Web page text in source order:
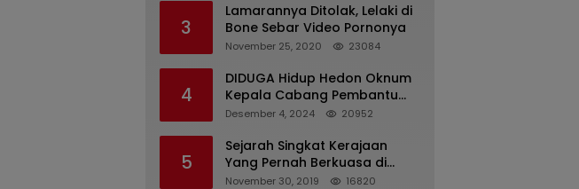
3
Lamarannya Ditolak, Lelaki di
Bone Sebar Video Pornonya
November 25, 2020 23084
4
DIDUGA Hidup Hedon Oknum
Kepala Cabang Pembantu
Bank syariah Indonesia Unit
Tipu Nasabah Prioritasnya
Hingga Milyaran Rupiah dan
Bilyet Giro Tidak Terdaftar,
Desember 4, 2024 20952
5
Sejarah Singkat Kerajaan
Yang Pernah Berkuasa di
Sinjai
November 30, 2019 16820